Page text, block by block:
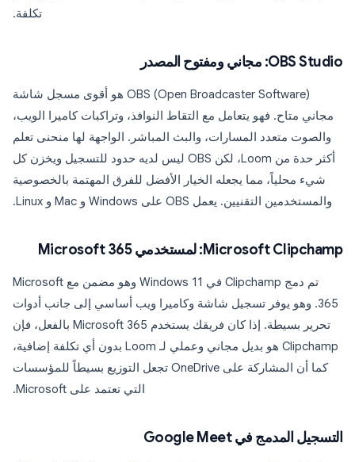
تكلفة.
OBS Studio: مجاني ومفتوح المصدر
OBS (Open Broadcaster Software) هو أقوى مسجل شاشة
مجاني متاح. فهو يتعامل مع التقاط النوافذ، وتراكبات كاميرا الويب،
والصوت متعدد المسارات، والبث المباشر. الواجهة لها منحنى تعلم
أكثر حدة من Loom، لكن OBS ليس لديه حدود للتسجيل ويخزن كل
شيء محلياً، مما يجعله الخيار الأفضل للفرق المهتمة بالخصوصية
والمستخدمين التقنيين. يعمل OBS على Windows و Mac و Linux.
Microsoft Clipchamp: لمستخدمي Microsoft 365
تم دمج Clipchamp في Windows 11 وهو مضمن مع Microsoft
365. وهو يوفر تسجيل شاشة وكاميرا ويب أساسي إلى جانب أدوات
تحرير بسيطة. إذا كان فريقك يستخدم Microsoft 365 بالفعل، فإن
Clipchamp هو بديل مجاني وعملي لـ Loom بدون أي تكلفة إضافية،
كما أن المشاركة على OneDrive تجعل التوزيع بسيطاً للمؤسسات
التي تعتمد على Microsoft.
التسجيل المدمج في Google Meet